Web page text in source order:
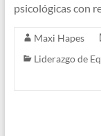
psicológicas con
Maxi Hapes
Liderazgo de